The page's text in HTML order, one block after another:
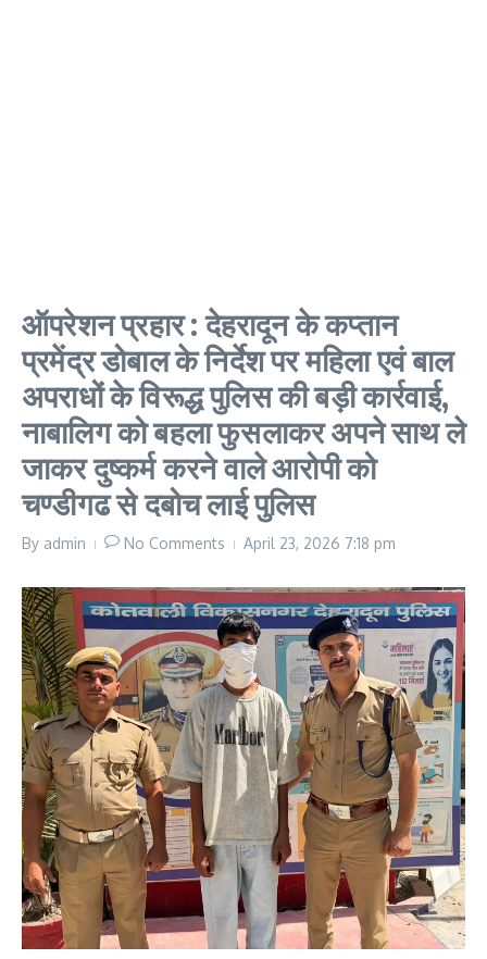
ऑपरेशन प्रहार : देहरादून के कप्तान
प्रमेंद्र डोबाल के निर्देश पर महिला एवं बाल
अपराधों के विरूद्ध पुलिस की बड़ी कार्रवाई,
नाबालिग को बहला फुसलाकर अपने साथ ले
जाकर दुष्कर्म करने वाले आरोपी को
चण्डीगढ से दबोच लाई पुलिस
By admin No Comments April 23, 2026 7:18 pm